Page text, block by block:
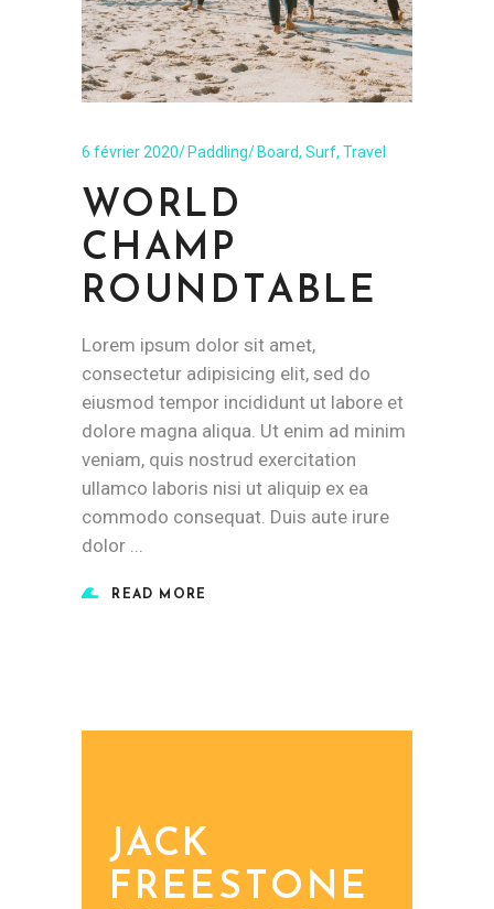
6 février 2020 Paddling Board, Surf, Travel
WORLD
CHAMP
ROUNDTABLE
Lorem ipsum dolor sit amet,
consectetur adipisicing elit, sed do
eiusmod tempor incididunt ut labore et
dolore magna aliqua. Ut enim ad minim
veniam, quis nostrud exercitation
ullamco laboris nisi ut aliquip ex ea
commodo consequat. Duis aute irure
dolor
READ MORE
JACK
FREESTONE